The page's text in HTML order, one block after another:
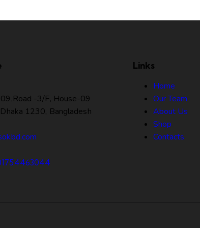
-3/F, House-09
1230, Bangladesh
Links
Home
Our Team
About Us
Shop
Contacts